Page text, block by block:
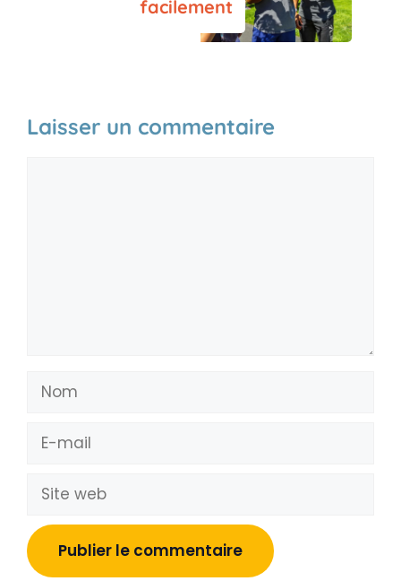
facilement
Laisser un commentaire
Nom
mail
Site
web